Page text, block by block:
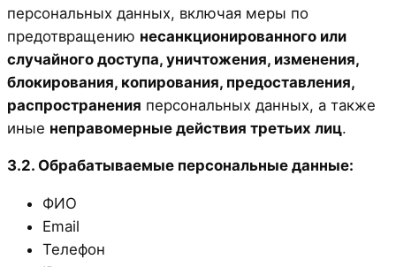
персональных данных, включая меры по
предотвращению несанкционированного или
случайного доступа, уничтожения, изменения,
блокирования, копирования, предоставления,
распространения персональных данных, а также
иные неправомерные действия третьих лиц.
3.2. Обрабатываемые персональные данные:
ФИО
Email
Телефон